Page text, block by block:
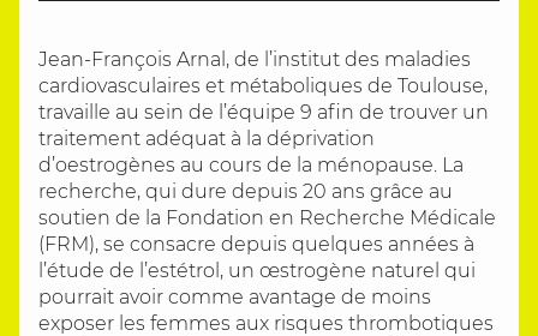
Jean-François Arnal, de l’institut des maladies
cardiovasculaires et métaboliques de Toulouse,
travaille au sein de l’équipe 9 afin de trouver un
traitement adéquat à la déprivation
d’oestrogènes au cours de la ménopause. La
recherche, qui dure depuis 20 ans grâce au
soutien de la Fondation en Recherche Médicale
(FRM), se consacre depuis quelques années à
l’étude de l’estétrol, un œstrogène naturel qui
pourrait avoir comme avantage de moins
exposer les femmes aux risques thrombotiques